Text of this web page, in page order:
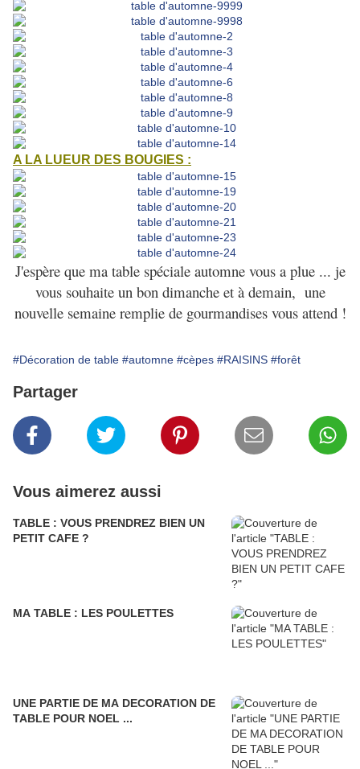
A LA LUEUR DES BOUGIES :
J'espère que ma table spéciale automne vous a plue ... je
vous souhaite un bon dimanche et à demain, une
nouvelle semaine remplie de gourmandises vous attend !
#Décoration de table #automne #cèpes #RAISINS #forêt
Partager
Vous aimerez aussi
TABLE : VOUS PRENDREZ BIEN UN
PETIT CAFE ?
MA TABLE : LES POULETTES
UNE PARTIE DE MA DECORATION DE
TABLE POUR NOEL ...